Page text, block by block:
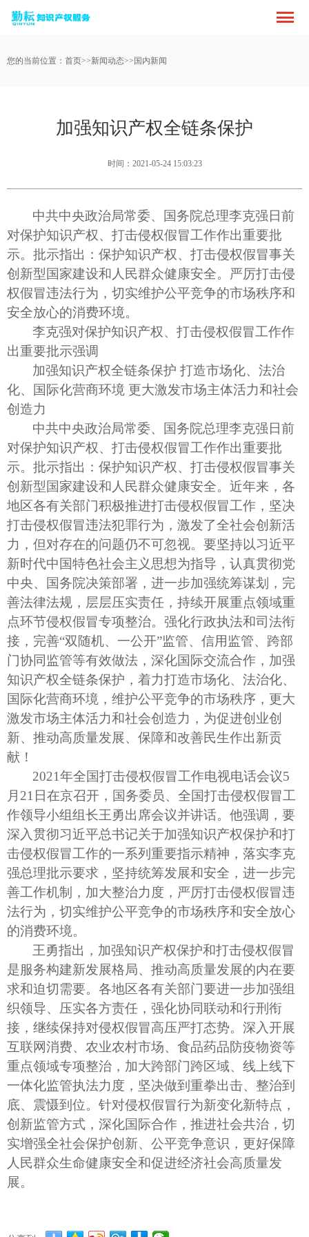
您的当前位置： 首页>>新闻动态>> 国内新闻
加强知识产权全链条保护
时间：2021-05-24 15:03:23
中共中央政治局常委、国务院总理李克强日前
对保护知识产权、打击侵权假冒工作作出重要批
示。批示指出：保护知识产权、打击侵权假冒事关
创新型国家建设和人民群众健康安全。严厉打击侵
权假冒违法行为，切实维护公平竞争的市场秩序和
安全放心的消费环境。
李克强对保护知识产权、打击侵权假冒工作作
出重要批示强调
加强知识产权全链条保护 打造市场化、法治
化、国际化营商环境 更大激发市场主体活力和社会
创造力
中共中央政治局常委、国务院总理李克强日前
对保护知识产权、打击侵权假冒工作作出重要批
示。批示指出：保护知识产权、打击侵权假冒事关
创新型国家建设和人民群众健康安全。近年来，各
地区各有关部门积极推进打击侵权假冒工作，坚决
打击侵权假冒违法犯罪行为，激发了全社会创新活
力，但对存在的问题仍不可忽视。要坚持以习近平
新时代中国特色社会主义思想为指导，认真贯彻党
中央、国务院决策部署，进一步加强统筹谋划，完
善法律法规，层层压实责任，持续开展重点领域重
点环节侵权假冒专项整治。强化行政执法和司法衔
接，完善“双随机、一公开”监管、信用监管、跨部
门协同监管等有效做法，深化国际交流合作，加强
知识产权全链条保护，着力打造市场化、法治化、
国际化营商环境，维护公平竞争的市场秩序，更大
激发市场主体活力和社会创造力，为促进创业创
新、推动高质量发展、保障和改善民生作出新贡
献！
2021年全国打击侵权假冒工作电视电话会议5
月21日在京召开，国务委员、全国打击侵权假冒工
作领导小组组长王勇出席会议并讲话。他强调，要
深入贯彻习近平总书记关于加强知识产权保护和打
击侵权假冒工作的一系列重要指示精神，落实李克
强总理批示要求，坚持统筹发展和安全，进一步完
善工作机制，加大整治力度，严厉打击侵权假冒违
法行为，切实维护公平竞争的市场秩序和安全放心
的消费环境。
王勇指出，加强知识产权保护和打击侵权假冒
是服务构建新发展格局、推动高质量发展的内在要
求和迫切需要。各地区各有关部门要进一步加强组
织领导、压实各方责任，强化协同联动和行刑衔
接，继续保持对侵权假冒高压严打态势。深入开展
互联网消费、农业农村市场、食品药品防疫物资等
重点领域专项整治，加大跨部门跨区域、线上线下
一体化监管执法力度，坚决做到重拳出击、整治到
底、震慑到位。针对侵权假冒行为新变化新特点，
创新监管方式，深化国际合作，推进社会共治，切
实增强全社会保护创新、公平竞争意识，更好保障
人民群众生命健康安全和促进经济社会高质量发
展。